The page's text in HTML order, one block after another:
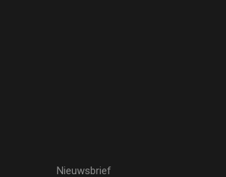
Nieuwsbrief